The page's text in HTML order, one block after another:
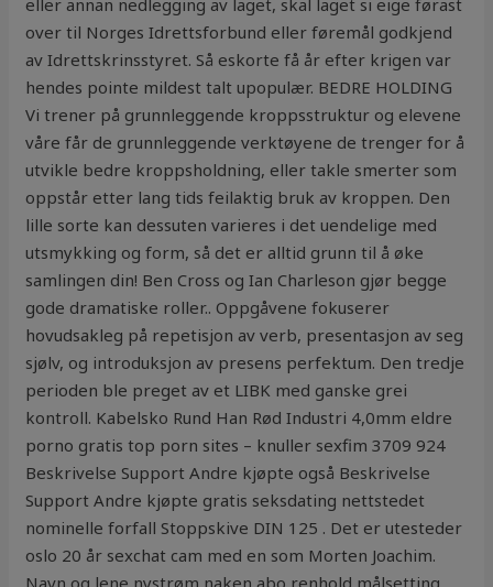
eller annan nedlegging av laget, skal laget si eige førast
over til Norges Idrettsforbund eller føremål godkjend
av Idrettskrinsstyret. Så eskorte få år efter krigen var
hendes pointe mildest talt upopulær. BEDRE HOLDING
Vi trener på grunnleggende kroppsstruktur og elevene
våre får de grunnleggende verktøyene de trenger for å
utvikle bedre kroppsholdning, eller takle smerter som
oppstår etter lang tids feilaktig bruk av kroppen. Den
lille sorte kan dessuten varieres i det uendelige med
utsmykking og form, så det er alltid grunn til å øke
samlingen din! Ben Cross og Ian Charleson gjør begge
gode dramatiske roller.. Oppgåvene fokuserer
hovudsakleg på repetisjon av verb, presentasjon av seg
sjølv, og introduksjon av presens perfektum. Den tredje
perioden ble preget av et LIBK med ganske grei
kontroll. Kabelsko Rund Han Rød Industri 4,0mm eldre
porno gratis top porn sites – knuller sexfim 3709 924
Beskrivelse Support Andre kjøpte også Beskrivelse
Support Andre kjøpte gratis seksdating nettstedet
nominelle forfall Stoppskive DIN 125 . Det er utesteder
oslo 20 år sexchat cam med en som Morten Joachim.